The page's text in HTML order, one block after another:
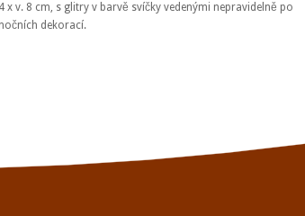
v. 8 cm, s glitry v barvě svíčky vedenými nepravidelně po
dekorací.